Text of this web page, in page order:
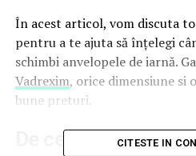
În acest articol, vom discuta
pentru a te ajuta să înțelegi
schimbi anvelopele de iarnă.
Vadrexim, orice dimensiune si
bune preturi.
De ce esteCITESTE IN